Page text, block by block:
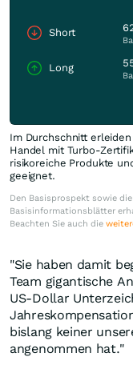
Short
Long
Im Durchschnitt
Handel mit Turbo-
risikoreiche Produkte
geeignet.
Den Basisprospekt sowie
Basisinformationsblätter
Beachten Sie auch die
"Sie haben damit
Team gigantische
US-Dollar
bislang keiner
angenommen hat."